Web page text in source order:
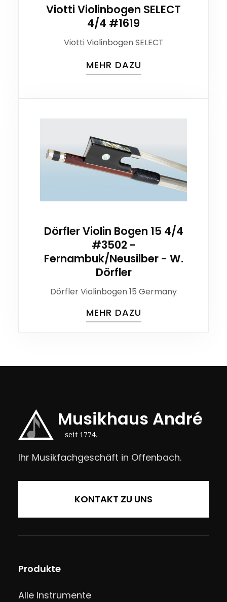
Viotti Violinbogen SELECT
4/4 #1619
Viotti Violinbogen SELECT
MEHR DAZU
Dörfler Violin Bogen 15 4/4
#3502 -
Fernambuk/Neusilber - W.
Dörfler
Dörfler Violinbogen 15 Germany
MEHR DAZU
Musikhaus André
seit 1774.
Ihr Musikfachgeschäft in Offenbach.
KONTAKT ZU UNS
Produkte
Alle Instrumente